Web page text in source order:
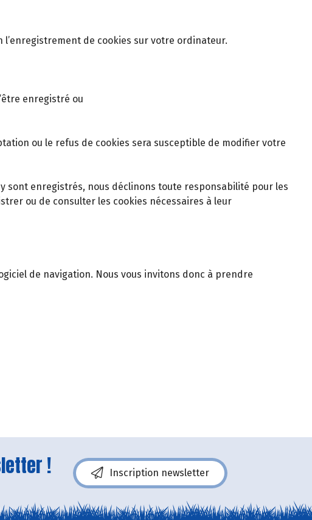
l’enregistrement de cookies sur votre ordinateur.
enregistré ou
ou le refus de cookies sera susceptible de modifier votre
sont enregistrés, nous déclinons toute responsabilité pour les
ou de consulter les cookies nécessaires à leur
de navigation. Nous vous invitons donc à prendre
! Inscription newsletter